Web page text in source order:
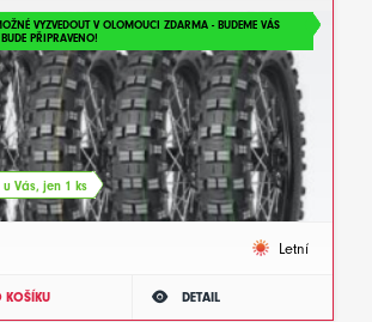
VYZVEDOUT V OLOMOUCI ZDARMA - BUDEME VÁS
PŘIPRAVENO!
Vás, jen 1 ks
Letní
KOŠÍKU DETAIL